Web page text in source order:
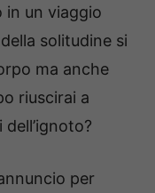
in un viaggio
solitudine si
ma anche
riuscirai a
per